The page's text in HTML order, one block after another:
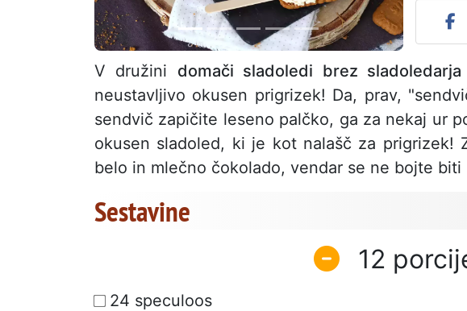
V družini domači sladoledi brez
neustavljivo okusen prigrizek! Da, prav,
sendvič zapičite leseno palčko, ga za nekaj ur
okusen sladoled, ki je kot nalašč za
belo in mlečno čokolado, vendar se ne bojte biti
Sestavine
12
24 speculoos